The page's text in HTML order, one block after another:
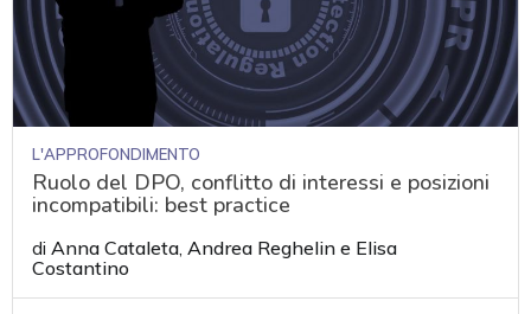
L'APPROFONDIMENTO
Ruolo del DPO, conflitto di interessi e posizioni
incompatibili: best practice
diAnna Cataleta ,Andrea Reghelin e Elisa
Costantino